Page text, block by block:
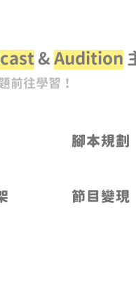
& Audition
前往學習！
腳本規劃
節目變現